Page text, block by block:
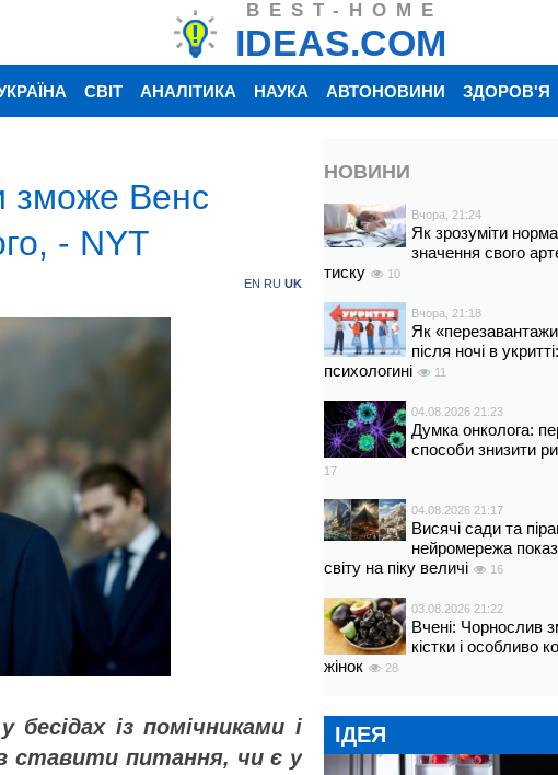
BEST-HOME
IDEAS.COM
СВІТ АНАЛІТИКА НАУКА АВТОНОВИНИ ЗДОРОВ'Я
зможе Венс
- NYT
EN RU UK
із помічниками і
ставити питання, чи є у
НОВИНИ
Вчора, 21:24
Як зрозуміти
значення свого
тиску
10
Вчора, 21:18
Як
після ночі в
психологині
11
04.08.2026 21:23
Думка онколога:
способи знизити
17
04.08.2026 21:17
Висячі сади та
нейромережа
світу на піку величі
16
03.08.2026 21:22
Вчені: Чорнослив
кістки і особливо
жінок
28
ІДЕЯ